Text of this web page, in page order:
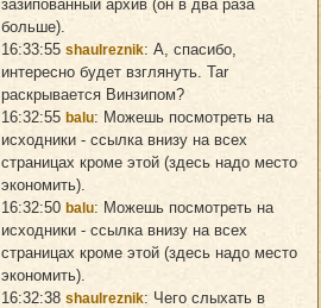
зазипованный архив (он в два раза
больше).
16:33:55 shaulreznik: А, спасибо,
интересно будет взглянуть. Tar
раскрывается Винзипом?
16:32:55 balu: Можешь посмотреть на
исходники - ссылка внизу на всех
страницах кроме этой (здесь надо место
экономить).
16:32:50 balu: Можешь посмотреть на
исходники - ссылка внизу на всех
страницах кроме этой (здесь надо место
экономить).
16:32:38 shaulreznik: Чего слыхать в